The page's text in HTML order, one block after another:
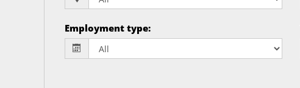
Employment type: